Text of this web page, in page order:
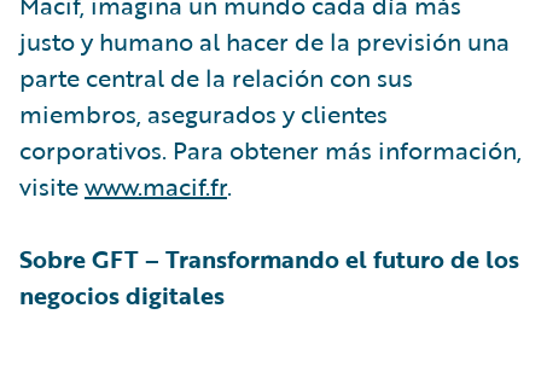
justo y humano al hacer de la previsión una
parte central de la relación con sus
miembros, asegurados y clientes
corporativos. Para obtener más información,
visitewww.macif.fr.
Sobre GFT – Transformando el futuro de los
negocios digitales